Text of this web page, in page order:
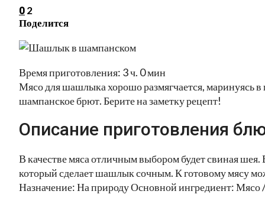
0 2
Поделится
Время приготовления: 3 ч. 0 мин
Мясо для шашлыка хорошо размягчается, маринуясь
шампанское брют. Берите на заметку рецепт!
Описание приготовления
В качестве мяса отличным выбором будет свиная
который сделает шашлык сочным. К готовому мясу
Назначение: На природу Основной ингредиент: